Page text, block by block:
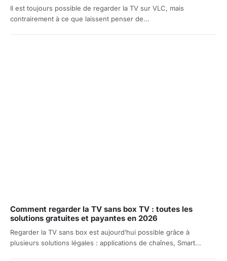
Il est toujours possible de regarder la TV sur VLC, mais
contrairement à ce que laissent penser de...
Comment regarder la TV sans box TV : toutes les
solutions gratuites et payantes en 2026
Regarder la TV sans box est aujourd’hui possible grâce à
plusieurs solutions légales : applications de chaînes, Smart...